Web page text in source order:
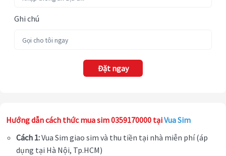
Ghi chú
Đặt ngay
Hướng dẫn cách thức mua sim 0359170000 tạiVua Sim
Cách 1:Vua Sim giao sim và thu tiền tại nhà miễn phí (áp
dụng tại Hà Nội, Tp.HCM)